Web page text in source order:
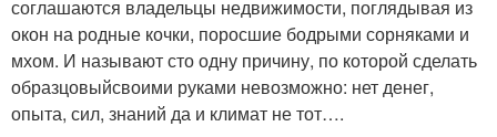
соглашаются владельцы недвижимости, поглядывая из
окон на родные кочки, поросшие бодрыми сорняками и
мхом. И называют сто одну причину, по которой сделать
образцовыйсвоими руками невозможно: нет денег,
опыта, сил, знаний да и климат не тот….